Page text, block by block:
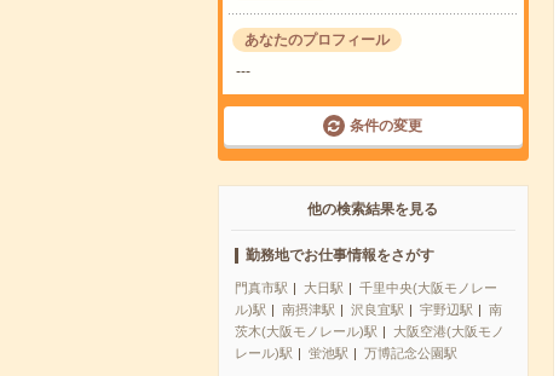
あなたのプロフィール
---
条件の変更
他の検索結果を見る
勤務地でお仕事情報をさがす
門真市駅 大日駅
千里中央(大阪モノレー
ル)駅
南摂津駅 沢良宜駅 宇野辺駅
南
茨木(大阪モノレール)駅
大阪空港(大阪モノ
レール)駅
蛍池駅 万博記念公園駅